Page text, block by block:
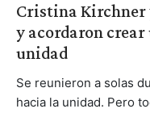
Cristina Kirchner
y acordaron
unidad
Se reunieron a solas
hacia la unidad. Pero